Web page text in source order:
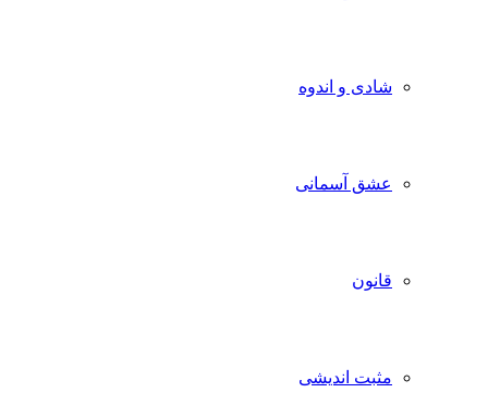
شادی و اندوه
عشق آسمانی
قانون
مثبت اندیشی